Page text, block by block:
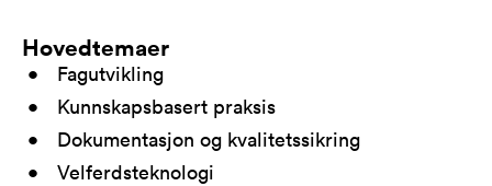
Hovedtemaer
Fagutvikling
Kunnskapsbasert praksis
Dokumentasjon og kvalitetssikring
Velferdsteknologi